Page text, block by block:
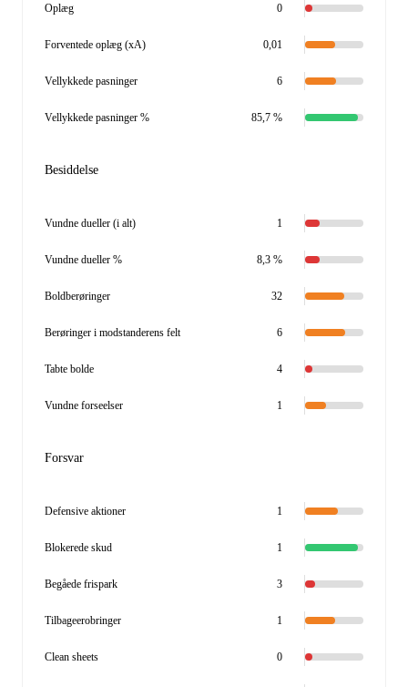
Oplæg 0
Forventede oplæg (xA) 0,01
Vellykkede pasninger 6
Vellykkede pasninger % 85,7 %
Besiddelse
Vundne dueller (i alt) 1
Vundne dueller % 8,3 %
Boldberøringer 32
Berøringer i modstanderens felt 6
Tabte bolde 4
Vundne forseelser 1
Forsvar
Defensive aktioner 1
Blokerede skud 1
Begåede frispark 3
Tilbageerobringer 1
Clean sheets 0